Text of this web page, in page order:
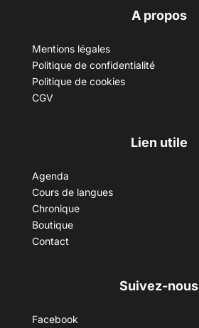
A propos
Mentions légales
Politique de confidentialité
Politique de cookies
CGV
Lien utile
Agenda
Cours de langues
Chronique
Boutique
Contact
Suivez-nous
Facebook